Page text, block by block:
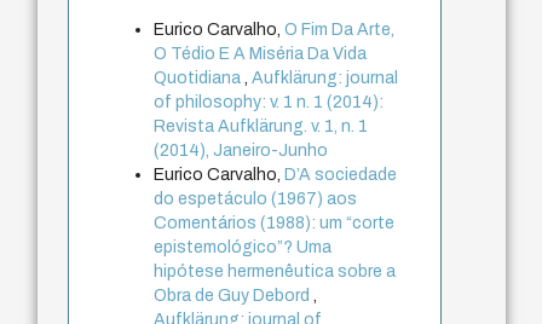
Eurico Carvalho,O Fim Da Arte,
O Tédio E A Miséria Da Vida
Quotidiana ,Aufklärung: journal
of philosophy: v. 1 n. 1 (2014):
Revista Aufklärung. v. 1, n. 1
(2014), Janeiro-Junho
Eurico Carvalho, D’A sociedade
do espetáculo (1967) aos
Comentários (1988): um “corte
epistemológico”? Uma
hipótese hermenêutica sobre a
Obra de Guy Debord
Aufklärung: journal of